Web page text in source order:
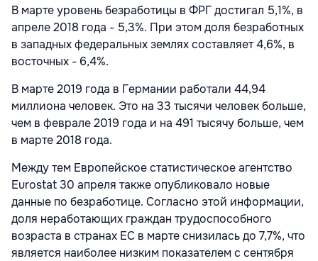
В марте уровень безработицы в ФРГ достигал 5,1%, в
апреле 2018 года - 5,3%. При этом доля безработных
в западных федеральных землях составляет 4,6%, в
восточных - 6,4%.
В марте 2019 года в Германии работали 44,94
миллиона человек. Это на 33 тысячи человек больше,
чем в феврале 2019 года и на 491 тысячу больше, чем
в марте 2018 года.
Между тем Европейское статистическое агентство
Eurostat 30 апреля также опубликовало новые
данные по безработице. Согласно этой информации,
доля неработающих граждан трудоспособного
возраста в странах ЕС в марте снизилась до 7,7%, что
является наиболее низким показателем с сентября